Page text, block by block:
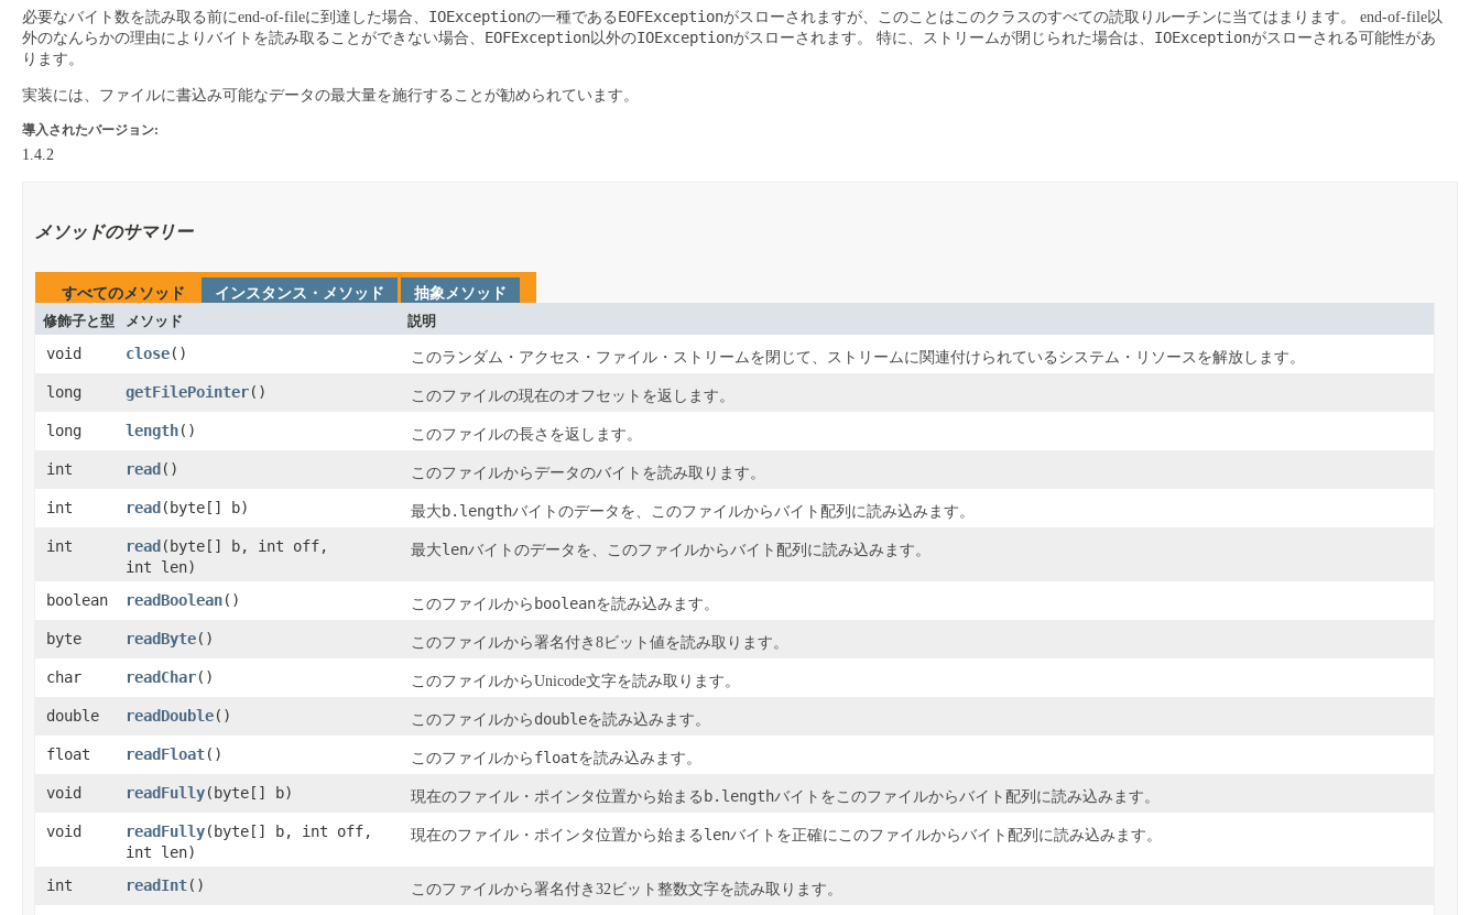
必要なバイト数を読み取る前にend-of-fileに到達した場合、 IOExceptionの一種である EOFExceptionがスローされますが、このことはこのクラスのすべての読取りルーチンに当てはまります。
end-of-file以
外のなんらかの理由によりバイトを読み取ることができない場合、 EOFException以外のIOExceptionがスローされます。 特に、ストリームが閉じられた場合は、 IOExceptionがスローされる可能性があ
ります。
実装には、ファイルに書込み可能なデータの最大量を施行することが勧められています。
導入されたバージョン:
1.4.2
メソッドのサマリー
すべてのメソッド インスタンス・メソッド
抽象メソッド
修飾子と型
メソッド 説明
void close​() このランダム・アクセス・ファイル・ストリームを閉じて、ストリームに関連付けられているシステム・リソースを解放します。
long getFilePointer​() このファイルの現在のオフセットを返します。
long length​() このファイルの長さを返します。
int read ​() このファイルからデータのバイトを読み取ります。
int read ​(byte[] b) 最大 b.lengthバイトのデータを、このファイルからバイト配列に読み込みます。
int read ​(byte[] b, int off,
int len)
最大lenバイトのデータを、このファイルからバイト配列に読み込みます。
boolean readBoolean​() このファイルから booleanを読み込みます。
byte readByte​() このファイルから署名付き8ビット値を読み取ります。
char readChar​() このファイルからUnicode文字を読み取ります。
double readDouble​() このファイルから doubleを読み込みます。
float readFloat​() このファイルから floatを読み込みます。
void readFully​(byte[] b) 現在のファイル・ポインタ位置から始まる b.lengthバイトをこのファイルからバイト配列に読み込みます。
void readFully​(byte[] b, int off,
int len)
現在のファイル・ポインタ位置から始まる lenバイトを正確にこのファイルからバイト配列に読み込みます。
int readInt​() このファイルから署名付き32ビット整数文字を読み取ります。